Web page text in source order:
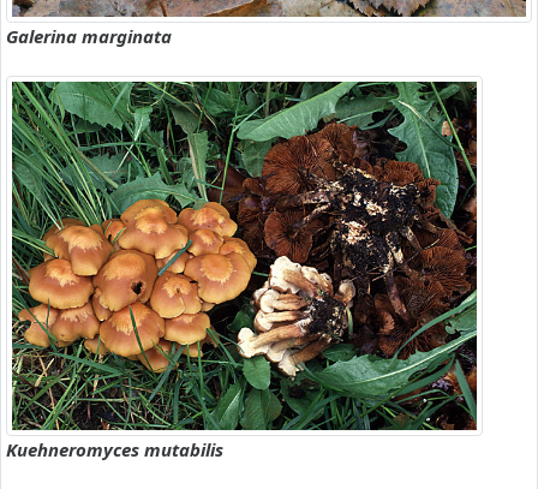
Galerina marginata
Kuehneromyces mutabilis